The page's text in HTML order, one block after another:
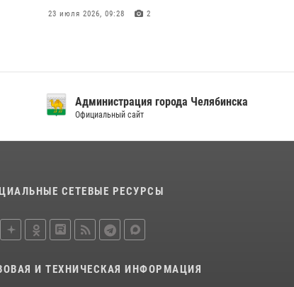
23 июля 2026, 09:28 2
скорой помощи
14 июля 2026, 12:16
В Челябинске росгвардейцы обсудили с
По горячим следам задержали
челябинские росгвардейцы
На Южном Урале продолжается акция
Администрация города Челябинска
Официальный сайт
СЕТЕВЫЕ РЕСУРСЫ
И ТЕХНИЧЕСКАЯ ИНФОРМАЦИЯ